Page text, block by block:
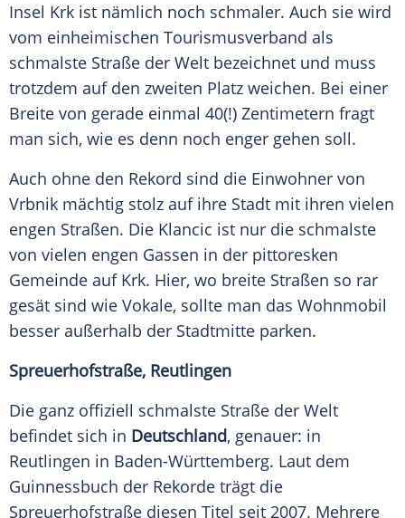
Insel Krk ist nämlich noch schmaler. Auch sie wird
vom einheimischen Tourismusverband als
schmalste Straße der Welt bezeichnet und muss
trotzdem auf den zweiten Platz weichen. Bei einer
Breite von gerade einmal 40(!) Zentimetern fragt
man sich, wie es denn noch enger gehen soll.
Auch ohne den Rekord sind die Einwohner von
Vrbnik mächtig stolz auf ihre Stadt mit ihren vielen
engen Straßen. Die Klancic ist nur die schmalste
von vielen engen Gassen in der pittoresken
Gemeinde auf Krk. Hier, wo breite Straßen so rar
gesät sind wie Vokale, sollte man das Wohnmobil
besser außerhalb der Stadtmitte parken.
Spreuerhofstraße, Reutlingen
Die ganz offiziell schmalste Straße der Welt
befindet sich in Deutschland, genauer: in
Reutlingen in Baden-Württemberg. Laut dem
Guinnessbuch der Rekorde trägt die
Spreuerhofstraße diesen Titel seit 2007. Mehrere